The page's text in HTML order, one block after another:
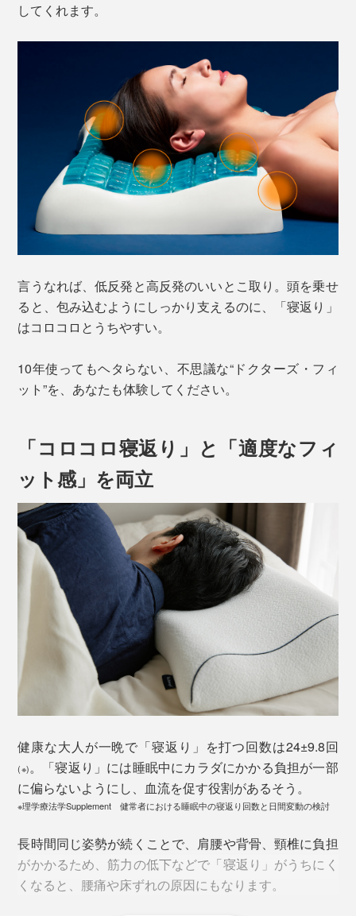
してくれます。
言うなれば、低反発と高反発のいいとこ取り。頭を乗せ
ると、包み込むようにしっかり支えるのに、「寝返り」
はコロコロとうちやすい。
10年使ってもヘタらない、不思議な“ドクターズ・フィ
ット”を、あなたも体験してください。
「コロコロ寝返り」と「適度なフィ
ット感」を両立
健康な大人が一晩で「寝返り」を打つ回数は24±9.8回
(※)。「寝返り」には睡眠中にカラダにかかる負担が一部
に偏らないようにし、血流を促す役割があるそう。
※理学療法学Supplement 健常者における睡眠中の寝返り回数と日間変動の検討
長時間同じ姿勢が続くことで、肩腰や背骨、頸椎に負担
がかかるため、筋力の低下などで「寝返り」がうちにく
くなると、腰痛や床ずれの原因にもなります。